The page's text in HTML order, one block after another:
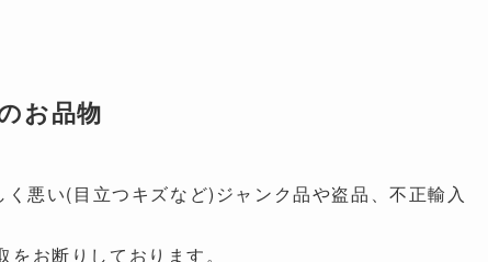
お品物
悪い(目立つキズなど)ジャンク品や盗品、不正輸入
お断りしております。